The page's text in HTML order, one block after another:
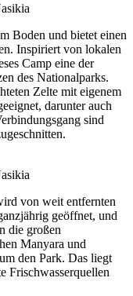
Boden und bietet einen
Inspiriert von lokalen
Camp eine der
des Nationalparks.
Zelte mit eigenem
darunter auch
sind
von weit entfernten
geöffnet, und
die großen
Manyara und
den Park. Das liegt
Frischwasserquellen